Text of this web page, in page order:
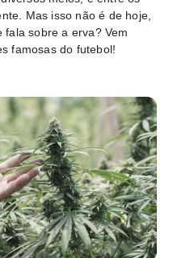
Mas isso não é de hoje,
sobre a erva? Vem
famosas do futebol!